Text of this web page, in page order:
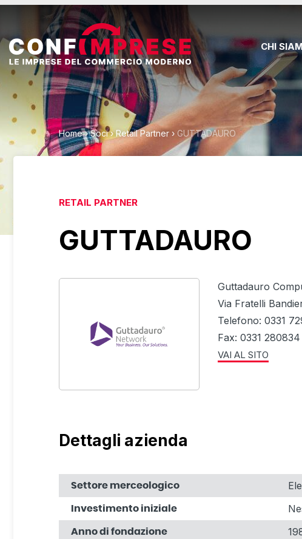
CHI
Home›Soci›Retail Partner › GUTTADAURO
RETAIL PARTNER
GUTTADAURO
Guttadauro
Via Fratelli
Telefono: 0331
Fax: 0331 280834
VAI AL SITO
Dettagli azienda
Settore merceologico
Investimento iniziale
Anno di fondazione